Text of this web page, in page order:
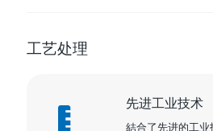
工艺处理
先进工业技术
結合了先进的工